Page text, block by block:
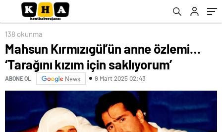
138 okunma
Mahsun Kırmızıgül’ün anne özlemi…
‘Tarağını kızım için saklıyorum’
ABONE OL News 9 Mart 2025 02:43